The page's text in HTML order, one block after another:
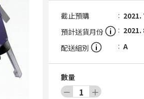
截止預購
2021.
預計送貨月份
2021.
配送組別
A
數量
－ 1 ＋